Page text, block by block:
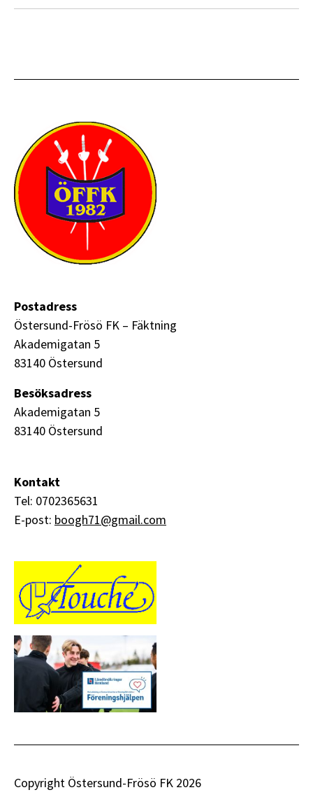
Postadress
Östersund-Frösö FK – Fäktning
Akademigatan 5
83140 Östersund
Besöksadress
Akademigatan 5
83140 Östersund
Kontakt
Tel: 0702365631
E-post: boogh71@gmail.com
Copyright Östersund-Frösö FK 2026